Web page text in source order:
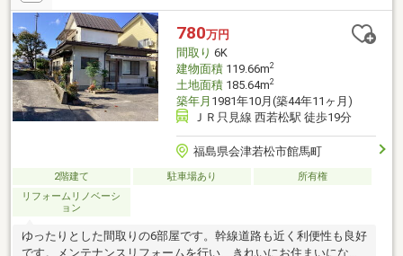
部分の欠陥や・腐食、給排水管の故障や漏水についてお引渡しよ
り２年間保証・お客様に合わせたローンの組み方や金融機関をご
提案。住宅ローンが初めての方でもお気軽にご相談ください【周
辺施設】・会津
780万円
間取り 6K
建物面積119.66m2
土地面積185.64m2
築年月 1981年10月(築44年11ヶ月)
ＪＲ只見線 西若松駅 徒歩19分
福島県会津若松市館馬町
2階建て 駐車場あり
所有権
リフォームリノベーシ
ョン
ゆったりとした間取りの6部屋です。幹線道路も近く利便性も良好
です。メンテナンスリフォームを行い、きれいにお住まいになら